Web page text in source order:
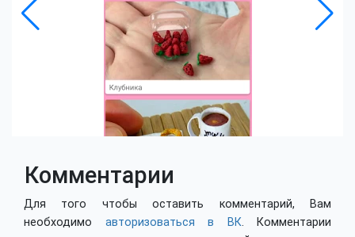
Комментарии
Для того чтобы оставить комментарий, Вам
необходимо авторизоваться в ВК. Комментарии